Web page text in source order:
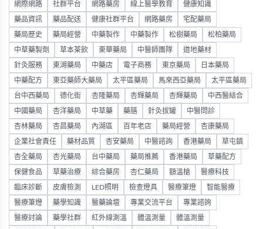
網際網路 社群平台 網路藥房 線上醫學教育 健康知識
藥品資訊 藥品配送 健康社群平台 網路藥房 宅配藥局
藥局歷史 藥局經營 中藥製作 中藥製作 松樹藥局 松柏藥局
中草藥製劑 草本茶飲 東華藥局 中醫師團隊 道地藥材
針灸服務 東湖藥局 中藥店 電子商務 東京藥局 日本藥局
中藥配方 東亞藥師大藥局 太平區藥局 馬來西亞藥局 太平區藥局
台中西藥局 德化街 杏隆藥局 杏輝藥局 杏輝藥局 中西醫結合
中國藥局 杏洋藥局 中草藥 藥膳 針灸拔罐 中醫問診
杏林藥局 杏昌藥局 內湖區 百年老店 藥局經營 杏康藥局
企業社會責任 藥材品質 杏安藥局 中醫諮詢 香港藥局 草屯鎮
杏全藥局 杏光藥局 台中藥局 藥局推薦 香港藥局 草藥配方
保健食品 草藥治療 綜合藥房 杏仁藥局 額溫槍 醫療科技
臨床診斷 皮膚檢測 LED照明 檢查燈具 醫療筆燈 智能醫療
醫療筆燈 藥學知識 醫藥論壇 專業交流平台 專業諮詢
醫療討論 藥學社群 紅外線測溫 體溫測量 體溫測量